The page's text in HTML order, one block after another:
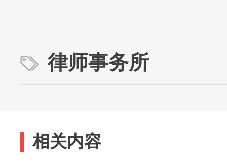
律师事务所
相关内容